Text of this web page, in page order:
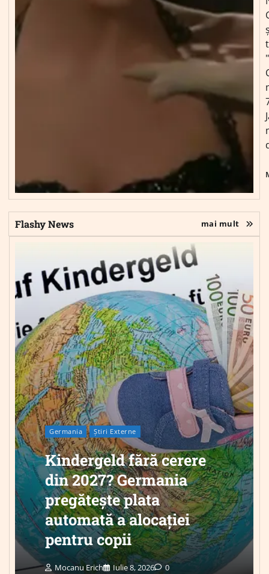
Flashy News mai mult
Germania Știri Externe
Kindergeld fără cerere
din 2027? Germania
pregătește plata
automată a alocației
pentru copii
Mocanu Erich Iulie 8, 2026 0